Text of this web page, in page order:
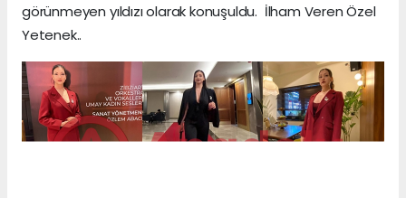
görünmeyen yıldızı olarak konuşuldu. İlham Veren Özel
Yetenek..